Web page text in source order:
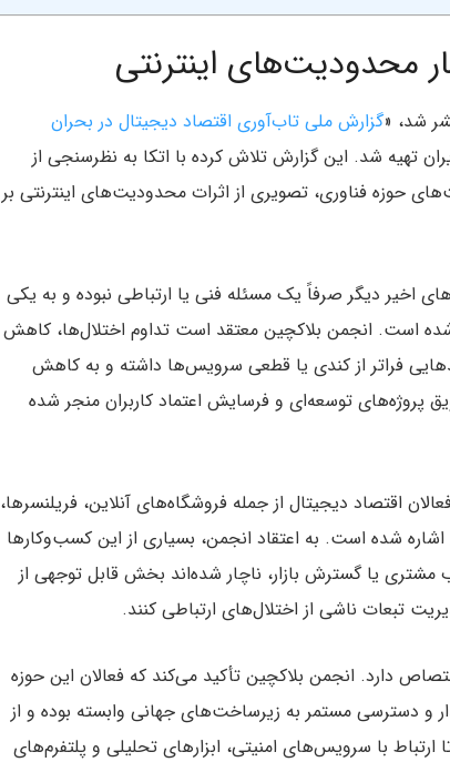
محدودیت‌های اینترنتی
شد، «گزارش ملی تاب‌آوری اقتصاد دیجیتال در بحران
تهیه شد. این گزارش تلاش کرده با اتکا به نظرسنجی از
حوزه فناوری، تصویری از اثرات محدودیت‌های اینترنتی بر
اخیر دیگر صرفاً یک مسئله فنی یا ارتباطی نبوده و به یکی
است. انجمن بلاکچین معتقد است تداوم اختلال‌ها، کاهش
فراتر از کندی یا قطعی سرویس‌ها داشته و به کاهش
پروژه‌های توسعه‌ای و فرسایش اعتماد کاربران منجر شده
اقتصاد دیجیتال از جمله فروشگاه‌های آنلاین، فریلنسرها،
شده است. به اعتقاد انجمن، بسیاری از این کسب‌وکارها
یا گسترش بازار، ناچار شده‌اند بخش قابل توجهی از
تبعات ناشی از اختلال‌های ارتباطی کنند.
دارد. انجمن بلاکچین تأکید می‌کند که فعالان این حوزه
و دسترسی مستمر به زیرساخت‌های جهانی وابسته بوده و از
با سرویس‌های امنیتی، ابزارهای تحلیلی و پلتفرم‌های